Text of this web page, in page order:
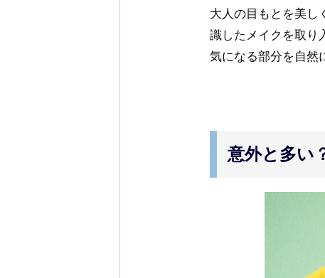
大人の目もとを美し
識したメイクを取り
気になる部分を自然
意外と多い